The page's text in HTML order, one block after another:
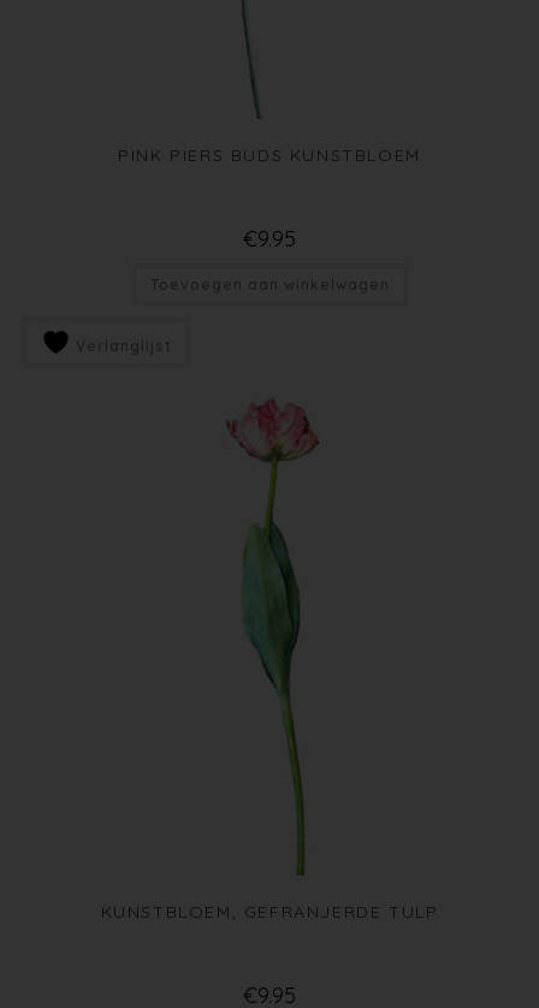
PINK PIERS BUDS KUNSTBLOEM
€9.95
Toevoegen aan winkelwagen
Verlanglijst
KUNSTBLOEM, GEFRANJERDE TULP
€9.95